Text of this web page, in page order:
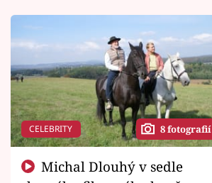
CELEBRITY 8 fotografií